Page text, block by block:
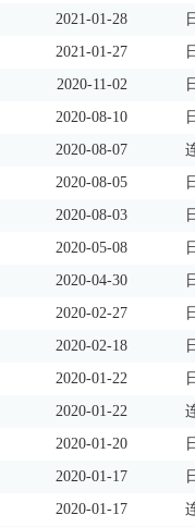
2021-01-28
2021-01-27
2020-11-02
2020-08-10
2020-08-07
2020-08-05
2020-08-03
2020-05-08
2020-04-30
2020-02-27
2020-02-18
2020-01-22
2020-01-22
2020-01-20
2020-01-17
2020-01-17